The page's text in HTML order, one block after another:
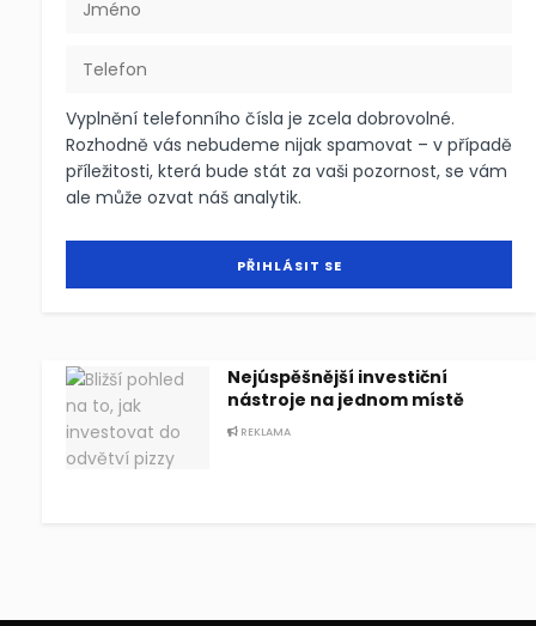
Vyplnění telefonního čísla je zcela dobrovolné.
Rozhodně vás nebudeme nijak spamovat – v případě
příležitosti, která bude stát za vaši pozornost, se vám
ale může ozvat náš analytik.
Nejúspěšnější investiční
nástroje na jednom místě
REKLAMA